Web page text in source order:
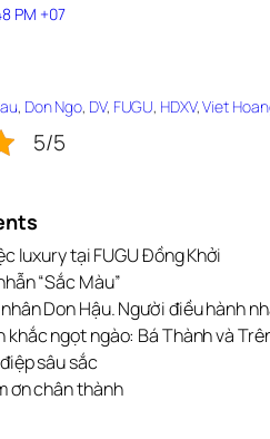
PM +07
, Don Ngo, DV, FUGU, HDXV, Viet
5/5
luxury tại FUGU Đồng Khởi
“Sắc Màu”
Don Hậu. Người điều hành
khắc ngọt ngào: Bá Thành và
sâu sắc
ơn chân thành